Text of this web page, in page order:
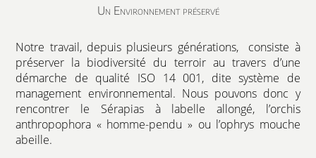
Un Environnement préservé
Notre travail, depuis plusieurs générations, consiste à
préserver la biodiversité du terroir au travers d’une
démarche de qualité ISO 14 001, dite système de
management environnemental. Nous pouvons donc y
rencontrer le Sérapias à labelle allongé, l’orchis
anthropophora « homme-pendu » ou l’ophrys mouche
abeille.